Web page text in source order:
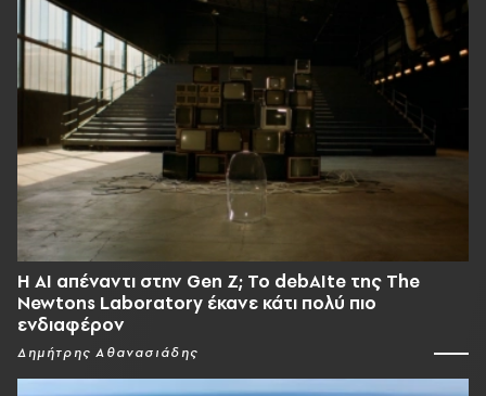
Η AI απέναντι στην Gen Z; Το debAIte της The
Newtons Laboratory έκανε κάτι πολύ πιο
ενδιαφέρον
Δημήτρης Αθανασιάδης